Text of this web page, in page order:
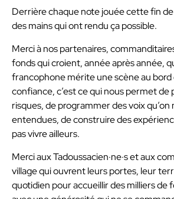
Derrière chaque note jouée cette fin
des mains qui ont rendu ça possible.
Merci à nos partenaires,
fonds qui croient, année après année,
francophone mérite une scène au bord
confiance, c’est ce qui nous permet de
risques, de programmer des voix qu’on
entendues, de construire des
pas vivre ailleurs.
Merci aux Tadoussacien·ne·s et aux
village qui ouvrent leurs portes, leur
quotidien pour accueillir des milliers de